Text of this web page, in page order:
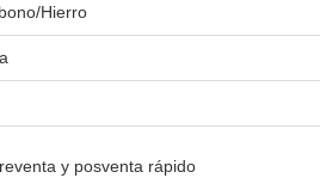
Hierro
y posventa rápido